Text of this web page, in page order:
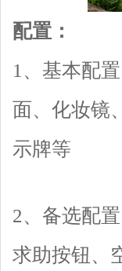
配置：
1、基本配
面、化妆镜
示牌等
2、备选配
求助按钮、